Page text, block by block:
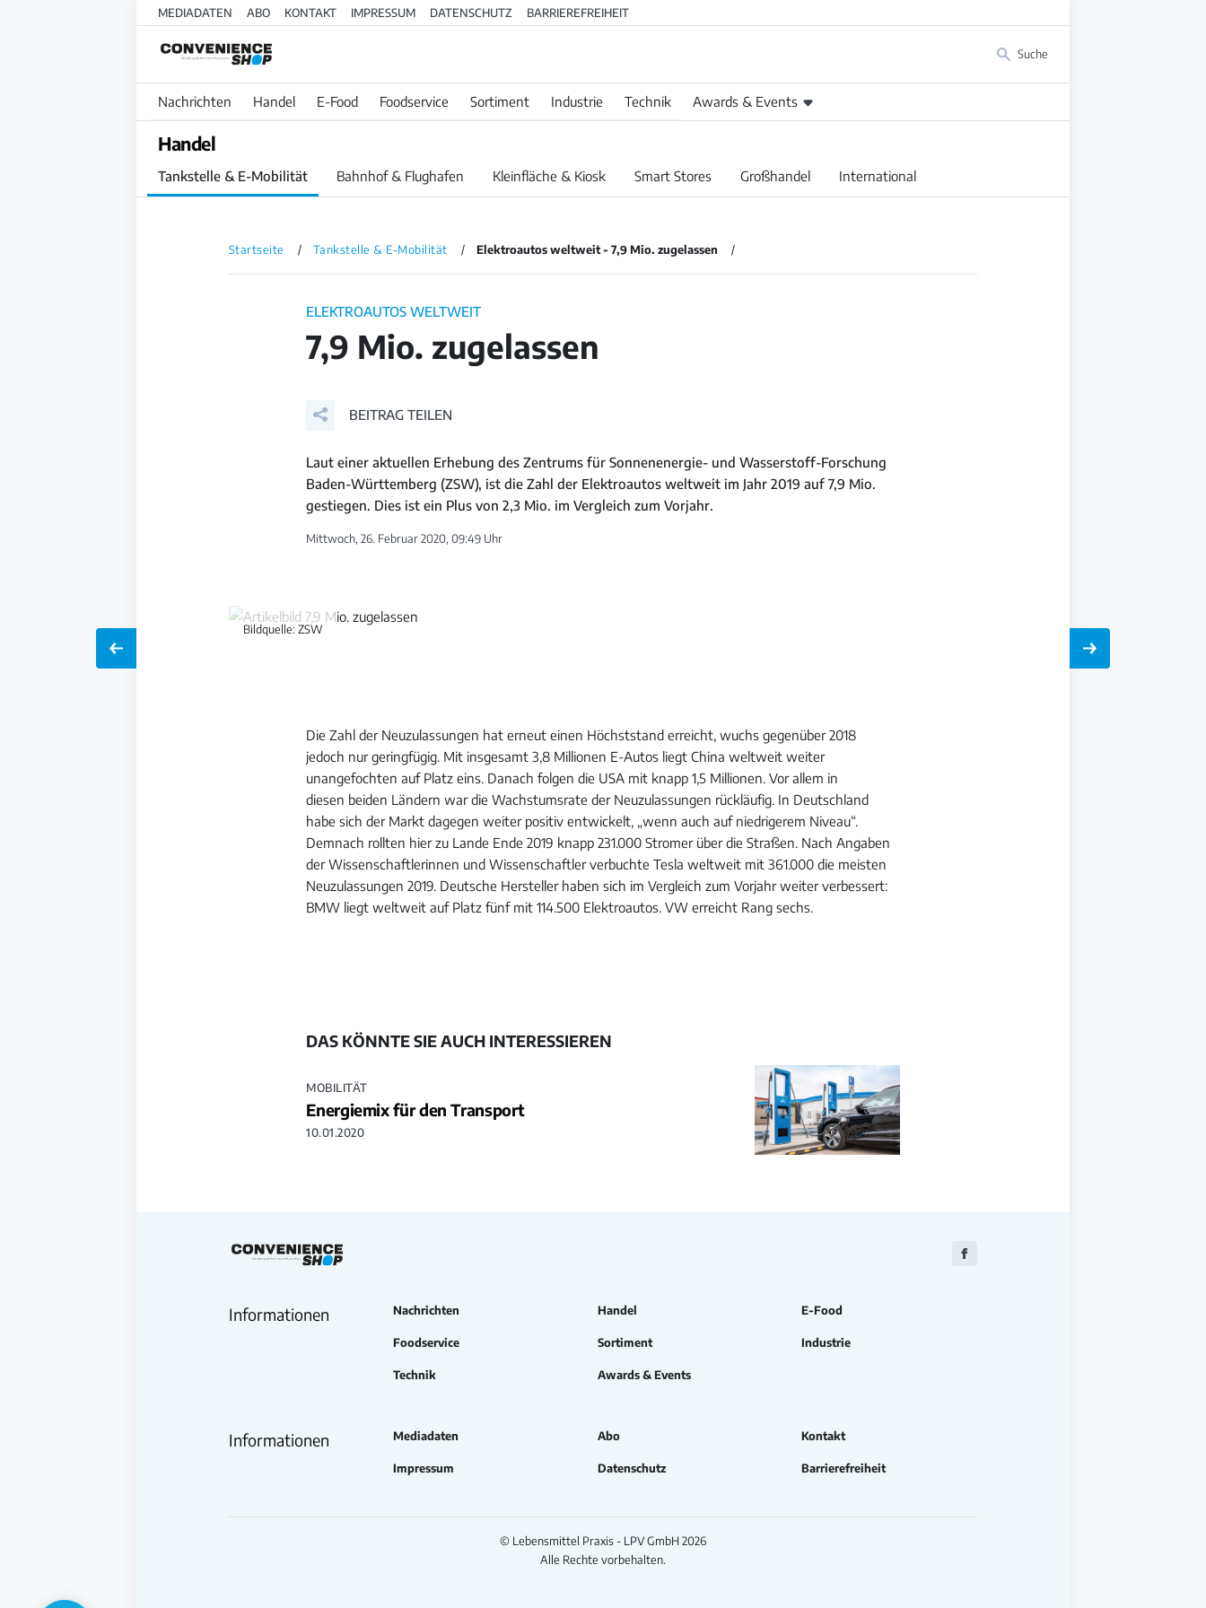
MEDIADATEN ABO KONTAKT IMPRESSUM DATENSCHUTZ BARRIEREFREIHEIT
Suche
Nachrichten Handel E-Food Foodservice Sortiment Industrie Technik Awards & Events
Handel
Tankstelle & E-Mobilität Bahnhof & Flughafen Kleinfläche & Kiosk Smart Stores Großhandel International
Startseite Tankstelle & E-Mobilität Elektroautos weltweit - 7,9 Mio. zugelassen
ELEKTROAUTOS WELTWEIT
7,9 Mio. zugelassen
BEITRAG TEILEN
Laut einer aktuellen Erhebung des Zentrums für Sonnenenergie- und Wasserstoff-Forschung
Baden-Württemberg (ZSW), ist die Zahl der Elektroautos weltweit im Jahr 2019 auf 7,9 Mio.
gestiegen. Dies ist ein Plus von 2,3 Mio. im Vergleich zum Vorjahr.
Mittwoch, 26. Februar 2020, 09:49 Uhr
Bildquelle: ZSW
Die Zahl der Neuzulassungen hat erneut einen Höchststand erreicht, wuchs gegenüber 2018
jedoch nur geringfügig. Mit insgesamt 3,8 Millionen E-Autos liegt China weltweit weiter
unangefochten auf Platz eins. Danach folgen die USA mit knapp 1,5 Millionen. Vor allem in
diesen beiden Ländern war die Wachstumsrate der Neuzulassungen rückläufig. In Deutschland
habe sich der Markt dagegen weiter positiv entwickelt, „wenn auch auf niedrigerem Niveau“.
Demnach rollten hier zu Lande Ende 2019 knapp 231.000 Stromer über die Straßen. Nach Angaben
der Wissenschaftlerinnen und Wissenschaftler verbuchte Tesla weltweit mit 361.000 die meisten
Neuzulassungen 2019. Deutsche Hersteller haben sich im Vergleich zum Vorjahr weiter verbessert:
BMW liegt weltweit auf Platz fünf mit 114.500 Elektroautos. VW erreicht Rang sechs.
DAS KÖNNTE SIE AUCH INTERESSIEREN
MOBILITÄT
Energiemix für den Transport
10.01.2020
Zu
Informationen Nachrichten Handel E-Food
Foodservice Sortiment Industrie
Technik Awards & Events
Informationen Mediadaten Abo Kontakt
Impressum Datenschutz Barrierefreiheit
© Lebensmittel Praxis - LPV GmbH 2026
Alle Rechte vorbehalten.